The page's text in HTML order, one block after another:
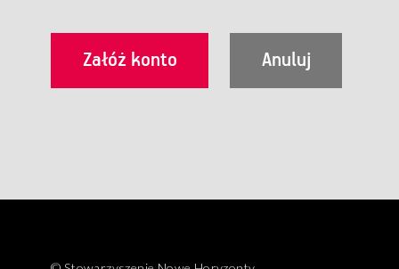
utrwalenie i wydrukowanie.
§ 3
Korzystanie ze wszystkich aplikacji Serwisu może być